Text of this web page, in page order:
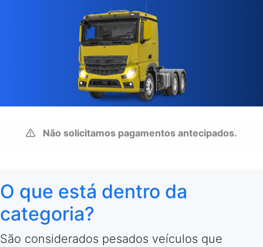
Não solicitamos pagamentos antecipados.
O que está dentro da
categoria?
São considerados pesados veículos que